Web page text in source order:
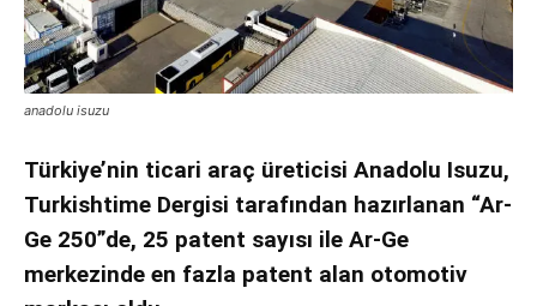
anadolu isuzu
Türkiye’nin ticari araç üreticisi Anadolu Isuzu,
Turkishtime Dergisi tarafından hazırlanan “Ar-
Ge 250”de, 25 patent sayısı ile Ar-Ge
merkezinde en fazla patent alan otomotiv